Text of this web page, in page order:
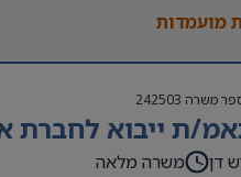
מועמדות
משרה 242503
ת ייבוא לחברת
דן משרה מלאה